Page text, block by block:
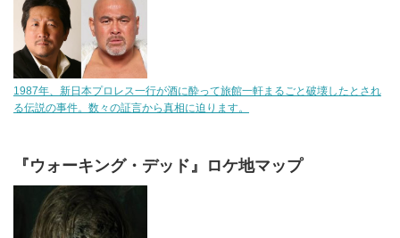
1987年、新日本プロレス一行が酒に酔って旅館一軒まるごと破壊したとされ
る伝説の事件。数々の証言から真相に迫ります。
『ウォーキング・デッド』ロケ地マップ